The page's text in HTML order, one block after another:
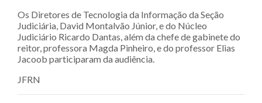
Os Diretores de Tecnologia da Informação da Seção
Judiciária, David Montalvão Júnior, e do Núcleo
Judiciário Ricardo Dantas, além da chefe de gabinete do
reitor, professora Magda Pinheiro, e do professor Elias
Jacoob participaram da audiência.
JFRN